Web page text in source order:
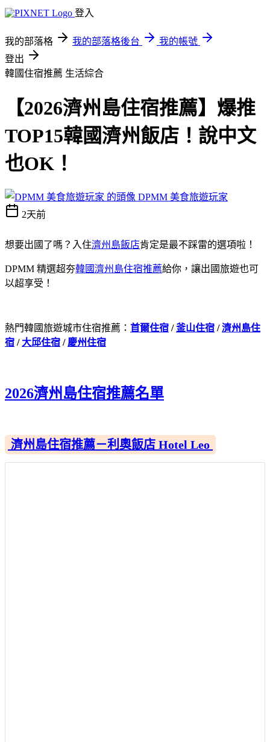
登入
我的部落格 我的部落格後台
我的帳號
登出
韓國住宿推薦 生活綜合
【2026濟州島住宿推薦】爆推
TOP15韓國濟州飯店！說中文
也OK！
DPMM 美食旅遊玩家
2天前
想要出國了嗎？入住濟州島飯店肯定是最不踩雷的選項啦！
DPMM 精選超夯韓國濟州島住宿推薦給你，讓出國旅遊也可
以超享受！
熱門韓國旅遊城市住宿推薦： 首爾住宿 /釜山住宿 /濟州島住
宿 / 大邱住宿 / 慶州住宿
2026濟州島住宿推薦名單
濟州島住宿推薦－利奧飯店 Hotel Leo